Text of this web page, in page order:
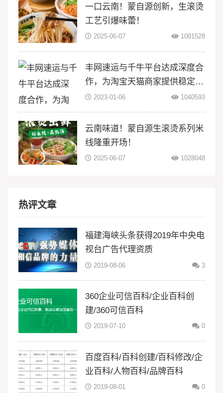
一口云南！蒙自源创新，生滚烫
工艺引爆味蕾！
2025-06-07 1081528
丰网速运与千牛平台达成深度合
作，为淘宝天猫商家提供稳定物
流服务
2023-01-06 1040593
云南味道！蒙自源生滚烫系列米
线隆重开场！
2025-06-07 1028048
热评文章
福建海峡头条获得2019年中央电
视台广告代理资质
2019-08-06 3
360企业可信百科/企业百科创
建/360可信百科
2019-07-10 0
百度百科/百科创建/百科修改/企
业百科/人物百科/品牌百科
2019-08-01 0